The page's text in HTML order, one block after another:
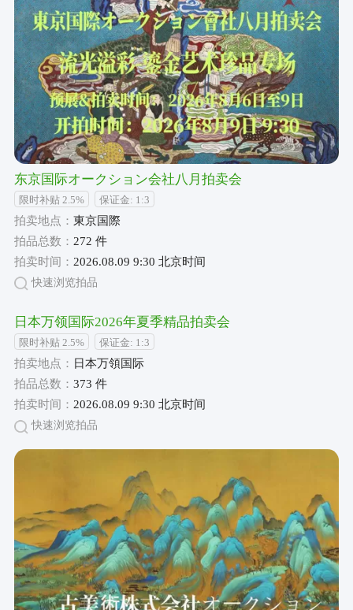
东京国际オークション会社八月拍卖会
限时补贴 2.5% 保证金: 1:3
拍卖地点： 東京国際
拍品总数： 272 件
拍卖时间： 2026.08.09 9:30 北京时间
快速浏览拍品
日本万领国际2026年夏季精品拍卖会
限时补贴 2.5% 保证金: 1:3
拍卖地点： 日本万領国际
拍品总数： 373 件
拍卖时间： 2026.08.09 9:30 北京时间
快速浏览拍品